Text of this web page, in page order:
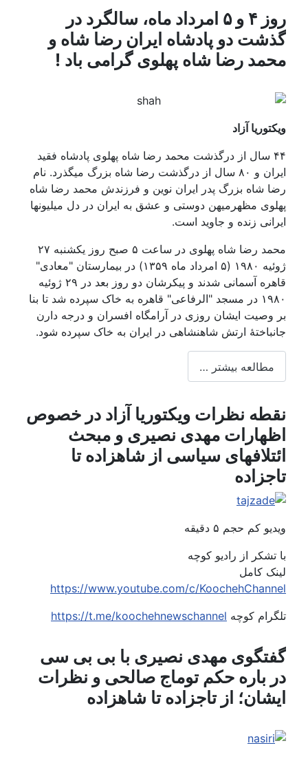
روز ۴ و ۵ امرداد ماه، سالگرد در
دو پادشاه ایران رضا شاه و
رضا شاه پهلوی گرامی باد !
آزاد
سال از درگذشت محمد رضا شاه پهلوی پادشاه فقید
ایران و ۸۰ سال از درگذشت رضا شاه بزرگ میگذرد. نام
شاه بزرگ پدر ایران نوین و فرزندش محمد رضا شاه
مظهرمیهن دوستی و عشق به ایران در دل میلیونها
زنده و جاوید است.
محمد رضا شاه پهلوی در ساعت ۵ صبح روز یکشنبه ۲۷
ژوئیه ۱۹۸۰ (۵ امرداد ماه ۱۳۵۹) در بیمارستان "معادی"
قاهره آسمانی شدند و پیکرشان دو روز بعد در ۲۹ ژوئیه
۱۹۸۰ در مسجد "الرفاعی" قاهره به خاک سپرده شد تا بنا
ایشان روزی در آرامگاه افسران و درجه دارن
ارتش شاهنشاهی در ایران به خاک سپرده شود.
بیشتر …
نظرات ویکتوریا آزاد در خصوص
مهدی نصیری و مبحث
سیاسی از شاهزاده تا
کم حجم ۵ دقیقه
از رادیو کوچه
کامل
https://www.youtube.com/c/
کوچهhttps://t.me/koochehnewschannel
مهدی نصیری با بی بی سی
باره حکم توماج صالحی و نظرات
از تاجزاده تا شاهزاده